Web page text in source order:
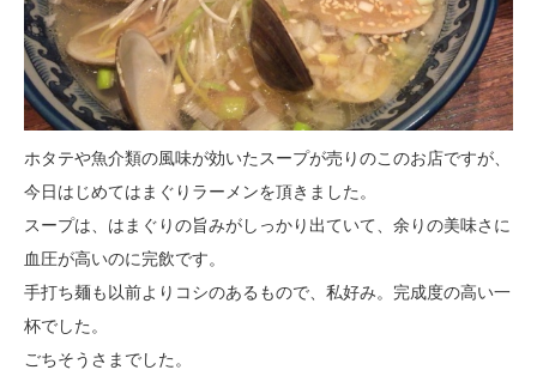
ホタテや魚介類の風味が効いたスープが売りのこのお店ですが、
今日はじめてはまぐりラーメンを頂きました。
スープは、はまぐりの旨みがしっかり出ていて、余りの美味さに
血圧が高いのに完飲です。
手打ち麺も以前よりコシのあるもので、私好み。完成度の高い一
杯でした。
ごちそうさまでした。